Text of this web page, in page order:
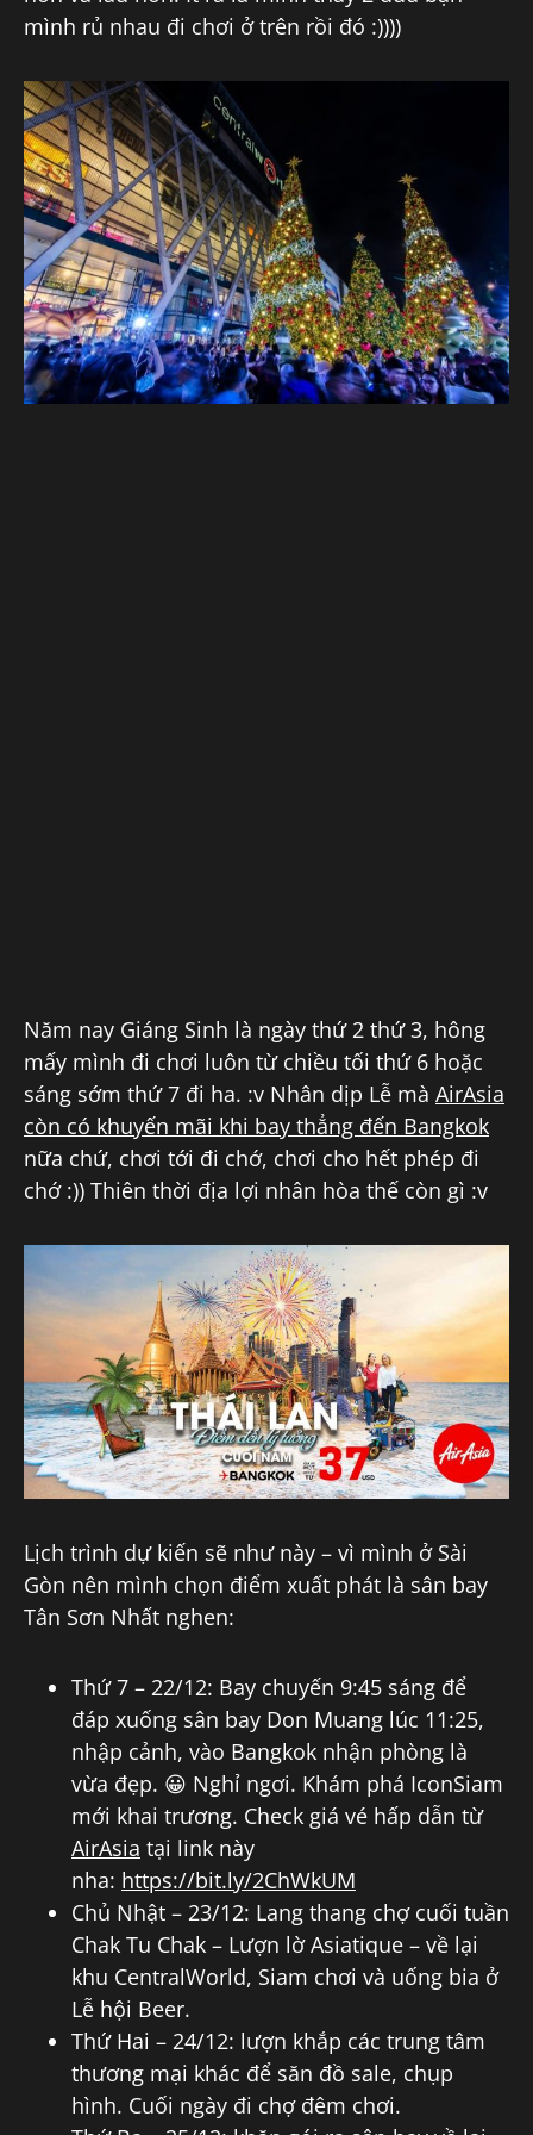
mình rủ nhau đi chơi ở trên rồi đó :))))
Năm nay Giáng Sinh là ngày thứ 2 thứ 3, hông
mấy mình đi chơi luôn từ chiều tối thứ 6 hoặc
sáng sớm thứ 7 đi ha. :v Nhân dịp Lễ mà AirAsia
còn có khuyến mãi khi bay thẳng đến Bangkok
nữa chứ, chơi tới đi chớ, chơi cho hết phép đi
chớ :)) Thiên thời địa lợi nhân hòa thế còn gì :v
Lịch trình dự kiến sẽ như này – vì mình ở Sài
Gòn nên mình chọn điểm xuất phát là sân bay
Tân Sơn Nhất nghen:
Thứ 7 – 22/12: Bay chuyến 9:45 sáng để
đáp xuống sân bay Don Muang lúc 11:25,
nhập cảnh, vào Bangkok nhận phòng là
vừa đẹp. 😀 Nghỉ ngơi. Khám phá IconSiam
mới khai trương. Check giá vé hấp dẫn từ
AirAsia tại link này
nha: https://bit.ly/2ChWkUM
Chủ Nhật – 23/12: Lang thang chợ cuối tuần
Chak Tu Chak – Lượn lờ Asiatique – về lại
khu CentralWorld, Siam chơi và uống bia ở
Lễ hội Beer.
Thứ Hai – 24/12: lượn khắp các trung tâm
thương mại khác để săn đồ sale, chụp
hình. Cuối ngày đi chợ đêm chơi.